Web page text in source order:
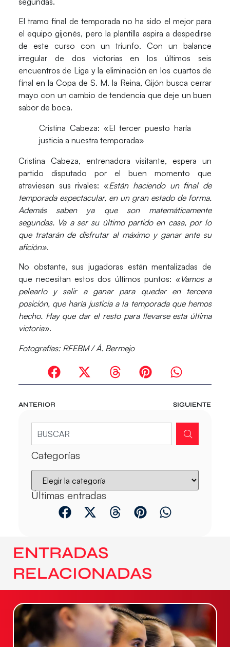
El tramo final de temporada no ha sido el mejor para
el equipo gijonés, pero la plantilla aspira a despedirse
de este curso con un triunfo. Con un balance
irregular de dos victorias en los últimos seis
encuentros de Liga y la eliminación en los cuartos de
final en la Copa de S. M. la Reina, Gijón busca cerrar
mayo con un cambio de tendencia que deje un buen
sabor de boca.
Cristina Cabeza: «El tercer puesto haría
justicia a nuestra temporada»
Cristina Cabeza, entrenadora visitante, espera un
partido disputado por el buen momento que
atraviesan sus rivales: «Están haciendo un final de
temporada espectacular, en un gran estado de forma.
Además saben ya que son matemáticamente
segundas. Va a ser su último partido en casa, por lo
que tratarán de disfrutar al máximo y ganar ante su
afición».
No obstante, sus jugadoras están mentalizadas de
que necesitan estos dos últimos puntos: «Vamos a
pelearlo y salir a ganar para quedar en tercera
posición, que haría justicia a la temporada que hemos
hecho. Hay que dar el resto para llevarse esta última
victoria».
Fotografías: RFEBM / Á. Bermejo
ANTERIOR SIGUIENTE
Categorías
Últimas entradas
ENTRADAS
RELACIONADAS